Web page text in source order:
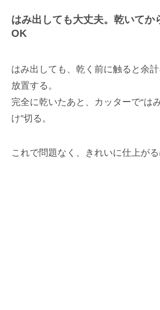
はみ出しても大丈夫。乾いてか
OK
はみ出しても、乾く前に触ると余
放置する。
完全に乾いたあと、カッターで“は
け”切る。
これで問題なく、きれいに仕上がる